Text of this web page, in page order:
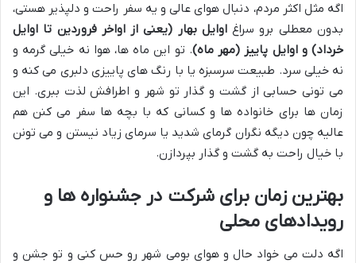
اگه مثل اکثر مردم، دنبال هوای عالی و یه سفر راحت و دلپذیر هستی،
بدون معطلی برو سراغاوایل بهار (یعنی از اواخر فروردین تا اوایل
خرداد) و اوایل پاییز (مهر ماه). تو این ماه ها، هوا نه خیلی گرمه و
نه خیلی سرد. طبیعت سرسبزه یا با رنگ های پاییزی دلبری می کنه و
می تونی حسابی از گشت و گذار تو شهر و اطرافش لذت ببری. این
زمان ها برای خانواده ها و کسانی که با بچه ها سفر می کنن هم
عالیه چون دیگه نگران گرمای شدید یا سرمای زیاد نیستن و می تونن
با خیال راحت به گشت و گذار بپردازن.
بهترین زمان برای شرکت در جشنواره ها و
رویدادهای محلی
اگه دلت می خواد حال و هوای بومی شهر رو حس کنی و تو جشن و